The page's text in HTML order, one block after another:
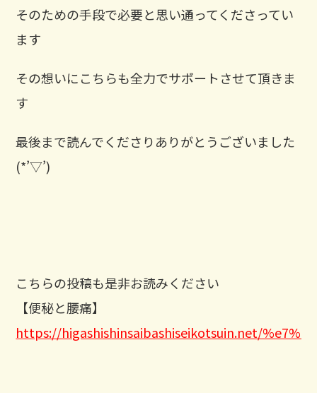
そのための手段で必要と思い通ってくださってい
ます
その想いにこちらも全力でサポートさせて頂きま
す
最後まで読んでくださりありがとうございました
(*’▽’) ⁡
こちらの投稿も是非お読みください
【便秘と腰痛】
https://higashishinsaibashiseikotsuin.net/